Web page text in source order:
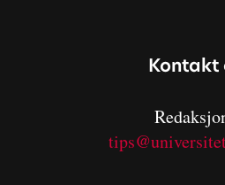
Kontakt